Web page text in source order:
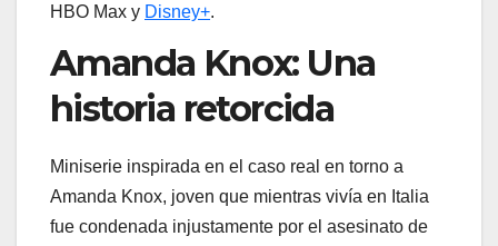
HBO Max y Disney+.
Amanda Knox: Una
historia retorcida
Miniserie inspirada en el caso real en torno a
Amanda Knox, joven que mientras vivía en Italia
fue condenada injustamente por el asesinato de